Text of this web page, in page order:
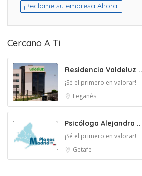
¡Reclame su empresa Ahora!
Cercano A Ti
Residencia Valdeluz ..
¡Sé el primero en valorar!
Leganés
Psicóloga Alejandra ..
¡Sé el primero en valorar!
Getafe